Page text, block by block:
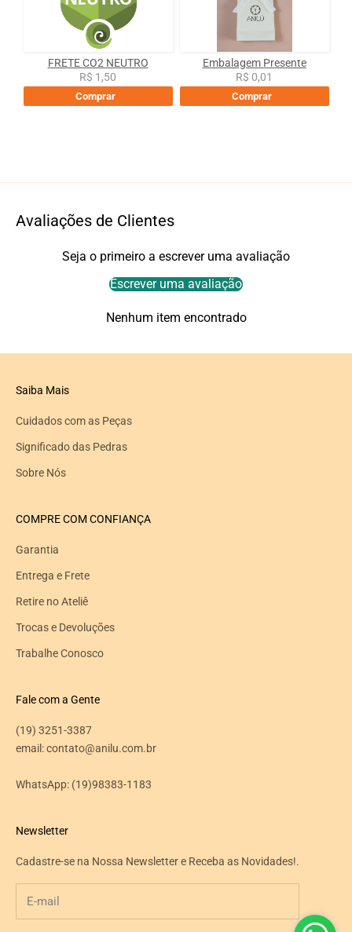
FRETE CO2 NEUTRO
R$ 1,50
Comprar
Embalagem Presente
R$ 0,01
Comprar
Avaliações de Clientes
Seja o primeiro a escrever uma avaliação
Escrever uma avaliação
Nenhum item encontrado
Saiba Mais
Cuidados com as Peças
Significado das Pedras
Sobre Nós
COMPRE COM CONFIANÇA
Garantia
Entrega e Frete
Retire no Ateliê
Trocas e Devoluções
Trabalhe Conosco
Fale com a Gente
(19) 3251-3387
email: contato@anilu.com.br
WhatsApp: (19)98383-1183
Newsletter
Cadastre-se na Nossa Newsletter e Receba as Novidades!.